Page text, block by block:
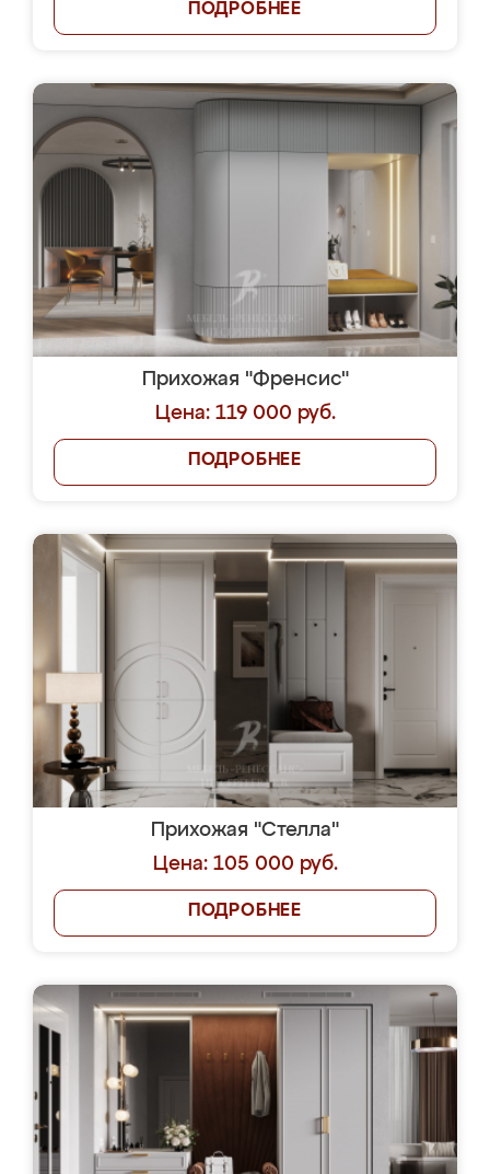
ПОДРОБНЕЕ
Прихожая "Френсис"
Цена: 119 000 руб.
ПОДРОБНЕЕ
Прихожая "Стелла"
Цена: 105 000 руб.
ПОДРОБНЕЕ